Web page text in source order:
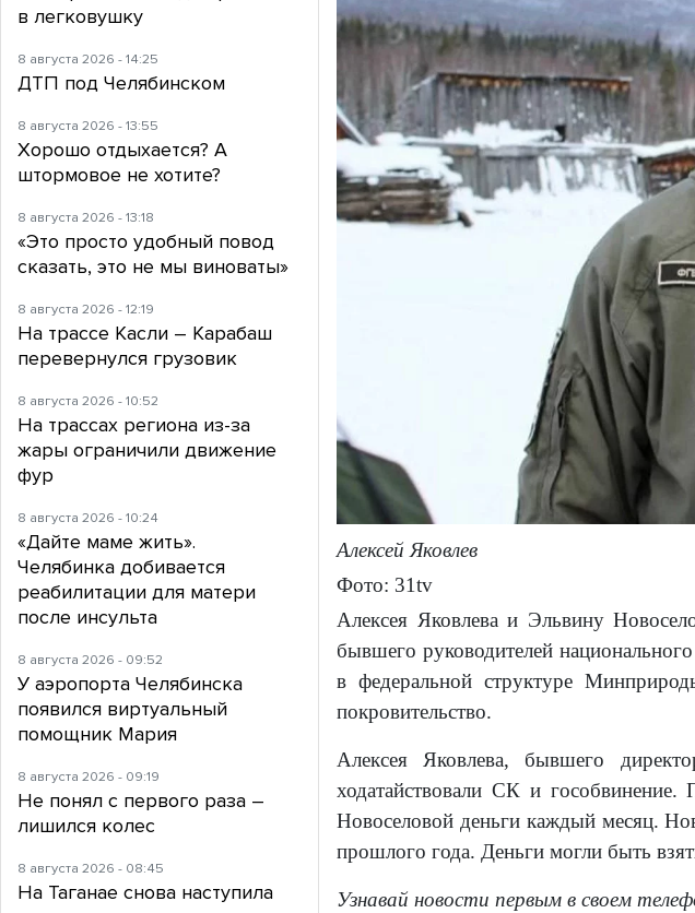
Алексей Яковлев
Фото: 31tv
Алексея Яковлева и Эльвину
бывшего руководителей
в федеральной структуре
покровительство.
Алексея Яковлева, бывшего
ходатайствовали СК и гособвинение.
Новоселовой деньги каждый месяц.
прошлого года. Деньги могли быть
Узнавай новости первым в своем
в легковушку
8 августа 2026 - 14:25
ДТП под Челябинском
8 августа 2026 - 13:55
Хорошо отдыхается? А
штормовое не хотите?
8 августа 2026 - 13:18
«Это просто удобный повод
сказать, это не мы виноваты»
8 августа 2026 - 12:19
На трассе Касли – Карабаш
перевернулся грузовик
8 августа 2026 - 10:52
На трассах региона из-за
жары ограничили движение
фур
8 августа 2026 - 10:24
«Дайте маме жить».
Челябинка добивается
реабилитации для матери
после инсульта
8 августа 2026 - 09:52
У аэропорта Челябинска
появился виртуальный
помощник Мария
8 августа 2026 - 09:19
Не понял с первого раза –
лишился колес
8 августа 2026 - 08:45
На Таганае снова наступила